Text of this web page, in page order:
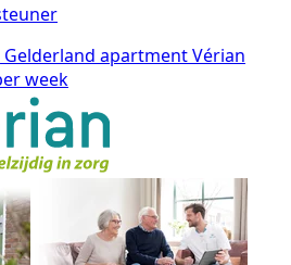
apartmentVérian
week